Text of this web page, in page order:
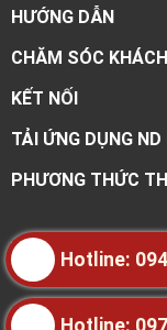
HƯỚNG DẪN
CHĂM SÓC
KẾT NỐI
TẢI ỨNG DỤNG
PHƯƠNG THỨC
@
Hotline:
Hotline: